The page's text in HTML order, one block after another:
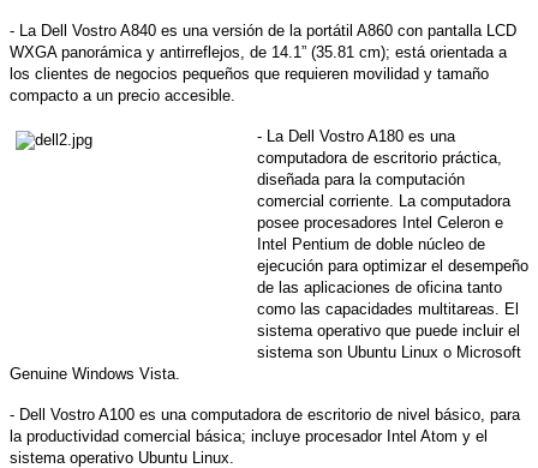
- La Dell Vostro A840 es una versión de la portátil A860 con pantalla LCD
WXGA panorámica y antirreflejos, de 14.1” (35.81 cm); está orientada a
los clientes de negocios pequeños que requieren movilidad y tamaño
compacto a un precio accesible.
- La Dell Vostro A180 es una
computadora de escritorio práctica,
diseñada para la computación
comercial corriente. La computadora
posee procesadores Intel Celeron e
Intel Pentium de doble núcleo de
ejecución para optimizar el desempeño
de las aplicaciones de oficina tanto
como las capacidades multitareas. El
sistema operativo que puede incluir el
sistema son Ubuntu Linux o Microsoft
Genuine Windows Vista.
- Dell Vostro A100 es una computadora de escritorio de nivel básico, para
la productividad comercial básica; incluye procesador Intel Atom y el
sistema operativo Ubuntu Linux.